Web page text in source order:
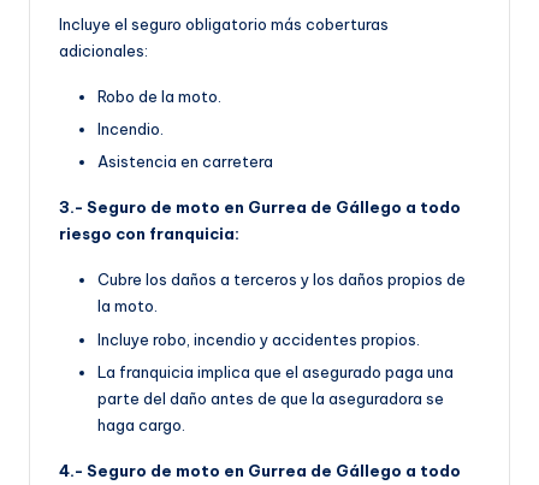
Incluye el seguro obligatorio más coberturas
adicionales:
Robo de la moto.
Incendio.
Asistencia en carretera
3.- Seguro de moto en Gurrea de Gállego a todo
riesgo con franquicia:
Cubre los daños a terceros y los daños propios de
la moto.
Incluye robo, incendio y accidentes propios.
La franquicia implica que el asegurado paga una
parte del daño antes de que la aseguradora se
haga cargo.
4.- Seguro de moto en Gurrea de Gállego a todo